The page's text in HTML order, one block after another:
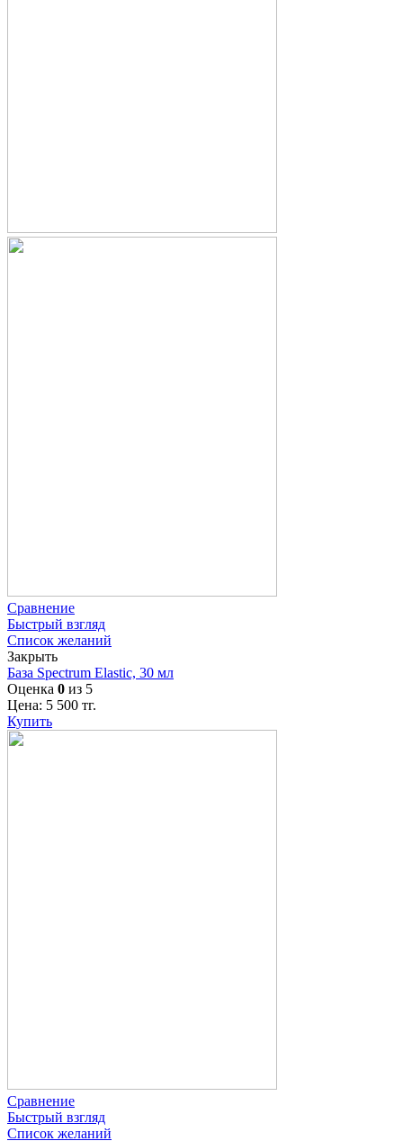
Сравнение
Быстрый взгляд
Список желаний
Закрыть
База Spectrum Elastic, 30 мл
Оценка 0 из 5
Цена: 5 500 тг.
Купить
Сравнение
Быстрый взгляд
Список желаний